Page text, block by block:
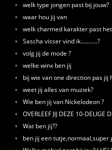
welk type jongen past bij jouw?
waar hou jij van
welk charmed karakter past
Sascha visser vind ik...........?
volg jij de mode ?
welke winx ben jij
bij wie van one direction pas jij
weet jij alles van muziek?
Wie ben jij van Nickelodeon ?
OVERLEEF JIJ DEZE 10-DELIGE
Wat ben jij??
ben jij een tutje,normaal,super